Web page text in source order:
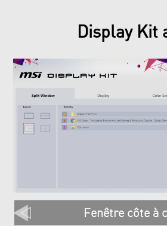
Display Kit
Fenêtre côte à